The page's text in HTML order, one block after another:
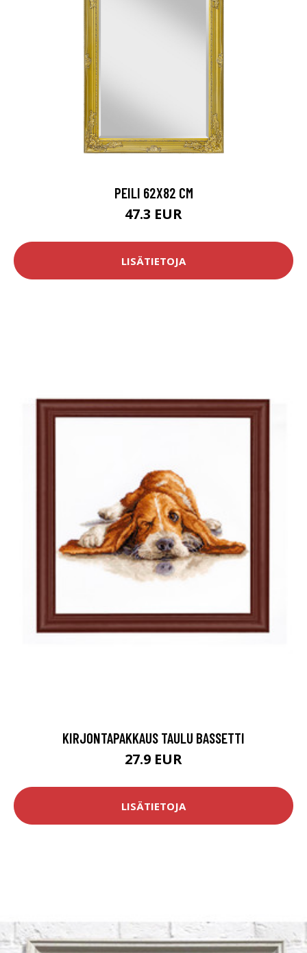
PEILI 62X82 CM
47.3 EUR
LISÄTIETOJA
KIRJONTAPAKKAUS TAULU BASSETTI
27.9 EUR
LISÄTIETOJA